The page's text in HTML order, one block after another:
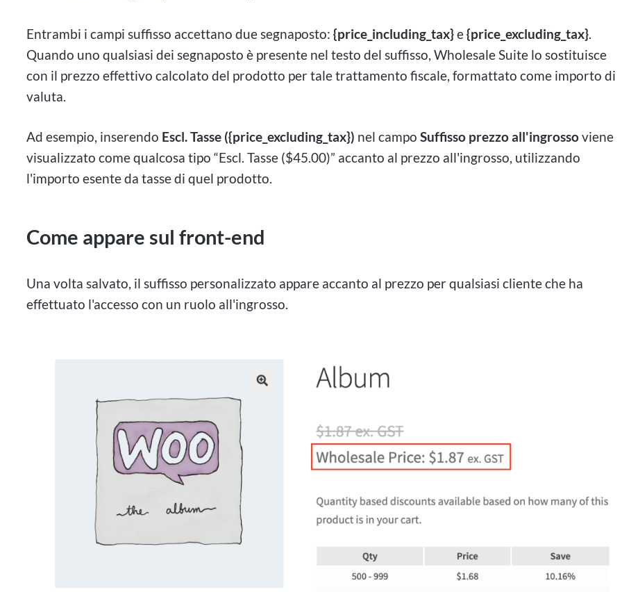
Entrambi i campi suffisso accettano due segnaposto:{price_including_tax}e{price_excluding_tax}.
Quando uno qualsiasi dei segnaposto è presente nel testo del suffisso, Wholesale Suite lo sostituisce
con il prezzo effettivo calcolato del prodotto per tale trattamento fiscale, formattato come importo di
valuta.
Ad esempio, inserendo Escl. Tasse ({price_excluding_tax}) nel campoSuffisso prezzo all'ingrossoviene
visualizzato come qualcosa tipo “Escl. Tasse ($45.00)” accanto al prezzo all'ingrosso, utilizzando
l'importo esente da tasse di quel prodotto.
Come appare sul front-end
Una volta salvato, il suffisso personalizzato appare accanto al prezzo per qualsiasi cliente che ha
effettuato l'accesso con un ruolo all'ingrosso.